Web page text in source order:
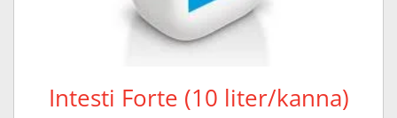
Intesti Forte (10 liter/kanna)